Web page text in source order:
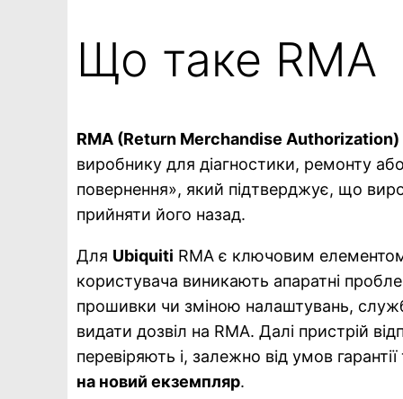
Що таке RMA
RMA (Return Merchandise Authorization)
виробнику для діагностики, ремонту
повернення», який підтверджує, що
прийняти його назад.
Для Ubiquiti RMA є ключовим
користувача виникають апаратні
прошивки чи зміною налаштувань,
видати дозвіл на RMA. Далі пристрій
перевіряють і, залежно від умов
на новий екземпляр.